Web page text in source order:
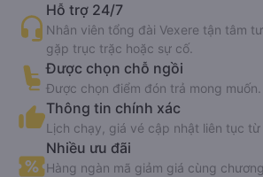
Hỗ trợ 24/7
Nhân viên tổng đài Vexere tận tâm
gặp trục trặc hoặc sự cố.
Được chọn chỗ ngồi
Được chọn điểm đón trả mong muốn.
Thông tin chính xác
Lịch chạy, giá vé cập nhật liên tục từ
Nhiều ưu đãi
Hàng ngàn mã giảm giá cùng